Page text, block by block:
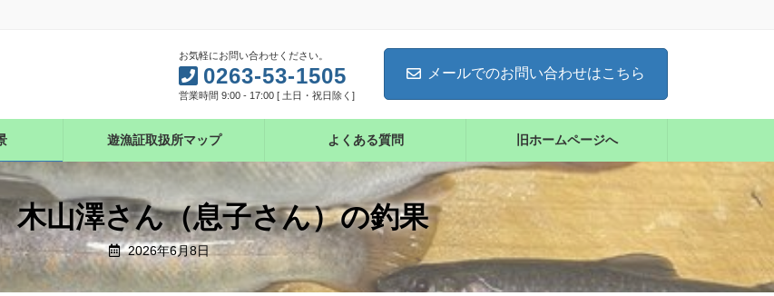
お気軽にお問い合わせください。
0263-53-1505
営業時間 9:00 - 17:00 [ 土日・祝日除く]
メールでのお問い合わせはこちら
遊漁証取扱所マップ よくある質問 旧ホームページへ
山澤さん（息子さん）の釣果
2026年6月8日